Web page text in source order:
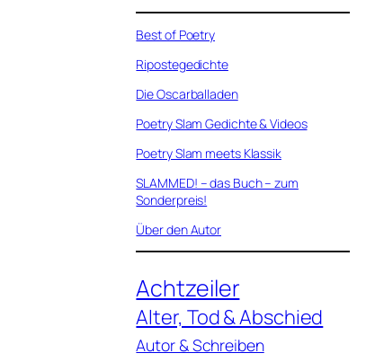
Best of Poetry
Ripostegedichte
Die Oscarballaden
Poetry Slam Gedichte & Videos
Poetry Slam meets Klassik
SLAMMED! – das Buch – zum
Sonderpreis!
Über den Autor
Achtzeiler
Alter, Tod & Abschied
Autor & Schreiben